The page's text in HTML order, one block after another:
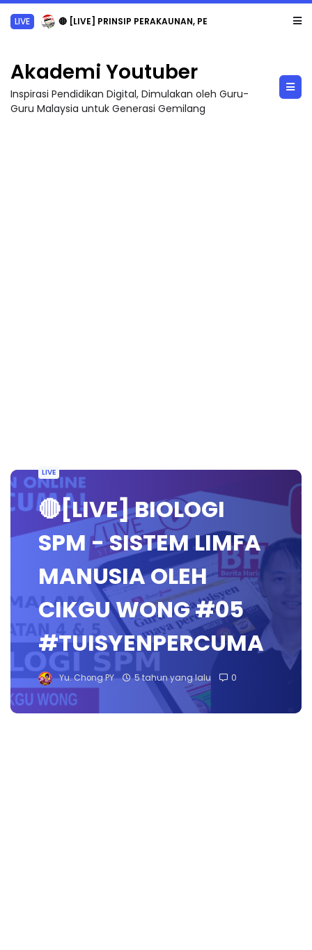
LIVE 🔴 [LIVE] PRINSIP PERAKAUNAN, PECUT SKOR SOALAN 1 TRIAL OLEH CIKGU WAN...
Akademi Youtuber
Inspirasi Pendidikan Digital, Dimulakan oleh Guru-
Guru Malaysia untuk Generasi Gemilang
LIVE
🔴[LIVE] BIOLOGI
SPM - SISTEM LIMFA
MANUSIA OLEH
CIKGU WONG #05
#TUISYENPERCUMA
Yu. Chong PY 5 tahun yang lalu 0